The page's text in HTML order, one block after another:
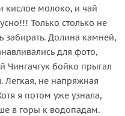
кислое молоко, и чай
Только столько не
забирать. Долина камней,
для фото,
Чингачгук бойко прыгал
Легкая, не напряжная
я потом уже узнала,
в горы к водопадам.